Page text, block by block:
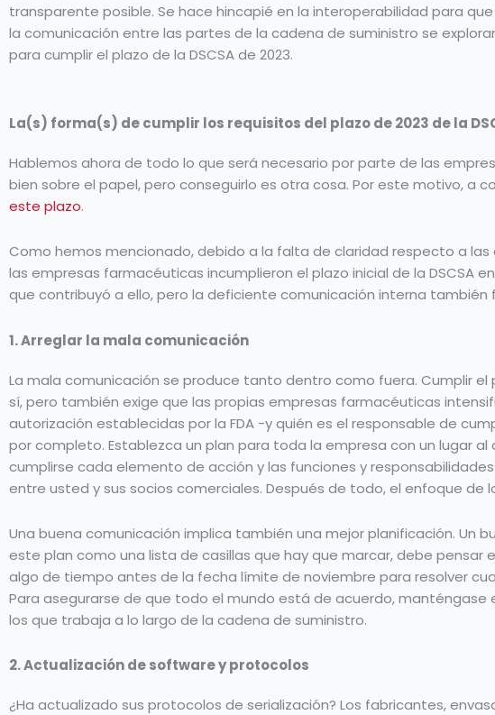
transparente posible. Se hace hincapié en la interoperabilidad para
la comunicación entre las partes de la cadena de suministro se
para cumplir el plazo de la DSCSA de 2023.
La(s) forma(s) de cumplir los requisitos del plazo de 2023 de la
Hablemos ahora de todo lo que será necesario por parte de las
bien sobre el papel, pero conseguirlo es otra cosa. Por este motivo, a
este plazo.
Como hemos mencionado, debido a la falta de claridad respecto a
las empresas farmacéuticas incumplieron el plazo inicial de la DSCSA
que contribuyó a ello, pero la deficiente comunicación interna
1. Arreglar la mala comunicación
La mala comunicación se produce tanto dentro como fuera. Cumplir el
sí, pero también exige que las propias empresas farmacéuticas
autorización establecidas por la FDA -y quién es el responsable de
por completo. Establezca un plan para toda la empresa con un lugar
cumplirse cada elemento de acción y las funciones y
entre usted y sus socios comerciales. Después de todo, el enfoque
Una buena comunicación implica también una mejor planificación. Un
este plan como una lista de casillas que hay que marcar, debe pensar
algo de tiempo antes de la fecha límite de noviembre para resolver
Para asegurarse de que todo el mundo está de acuerdo,
los que trabaja a lo largo de la cadena de suministro.
2. Actualización de software y protocolos
¿Ha actualizado sus protocolos de serialización? Los fabricantes,